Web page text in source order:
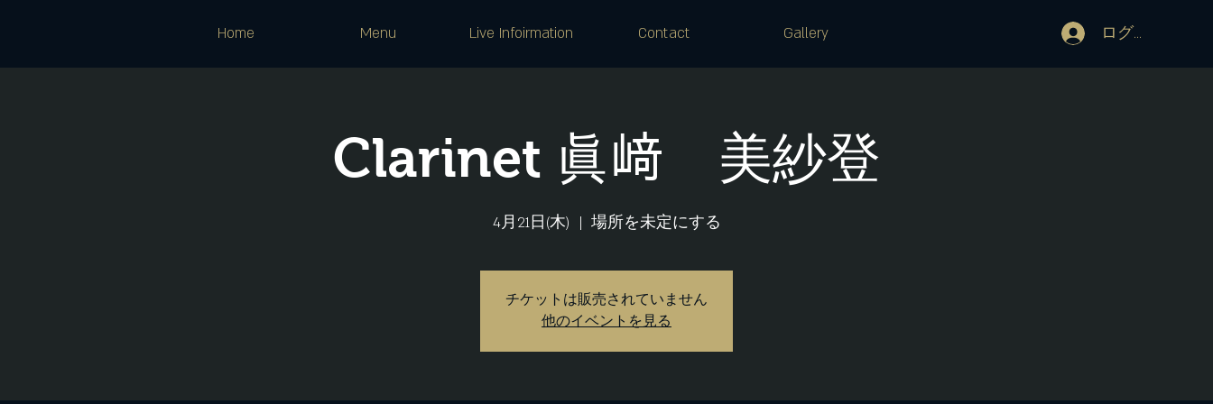
Home Menu Live Infoirmation Contact Gallery ログイン
Clarinet 眞﨑 美紗登
4月21日(木)
  |
場所を未定にする
チケットは販売されていません
他のイベントを見る